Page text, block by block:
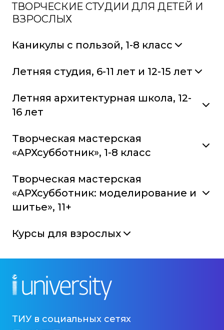
ТВОРЧЕСКИЕ СТУДИИ ДЛЯ ДЕТЕЙ И
ВЗРОСЛЫХ
Каникулы с пользой, 1-8 класс
Летняя студия, 6-11 лет и 12-15 лет
Летняя архитектурная школа, 12-
16 лет
Творческая мастерская
«АРХсубботник», 1-8 класс
Творческая мастерская
«АРХсубботник: моделирование и
шитье», 11+
Курсы для взрослых
ТИУ в социальных сетях